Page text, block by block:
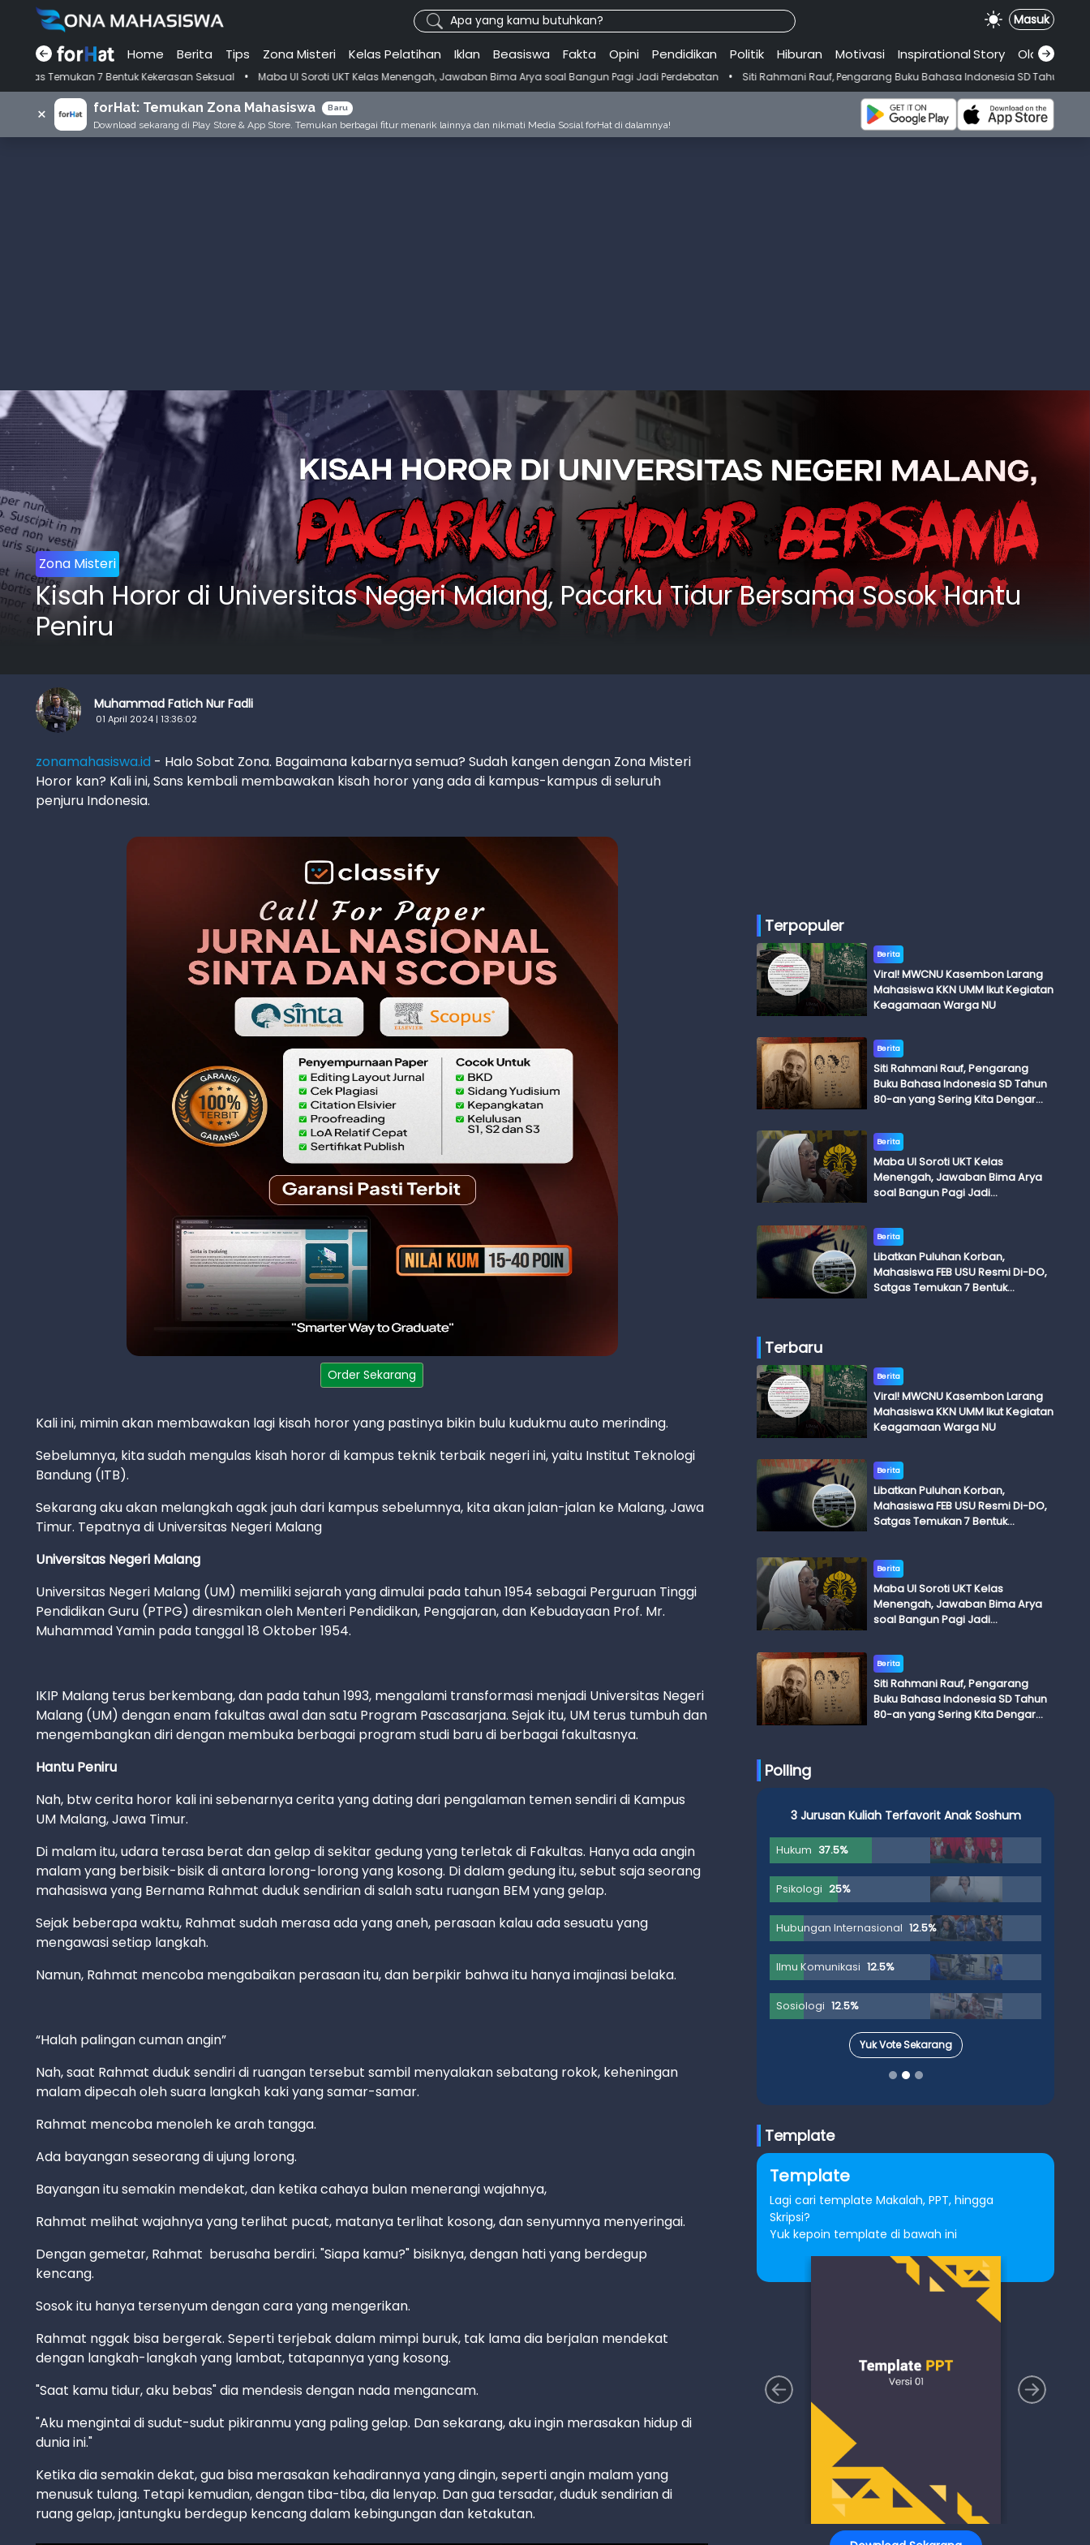
Apa yang kamu butuhkan? Masuk
Home Berita Tips Zona Misteri Kelas Pelatihan Iklan Beasiswa Fakta Opini Pendidikan Politik Hiburan Motivasi Inspirational.Story Olahraga
7 Bentuk Kekerasan Seksual • Maba UI Soroti UKT Kelas Menengah, Jawaban Bima Arya soal Bangun Pagi Jadi Perdebatan • Siti Rahmani Rauf, Pengarang Buku Bahasa Indonesia SD Tahun 80-an yang
× forHat: Temukan Zona Mahasiswa Baru
Download sekarang di Play Store & App Store. Temukan berbagai fitur menarik lainnya dan nikmati Media Sosial forHat di dalamnya!
Zona Misteri
Kisah Horor di Universitas Negeri Malang, Pacarku Tidur Bersama Sosok Hantu
Peniru
Muhammad Fatich Nur Fadli
01 April 2024 | 13:36:02
zonamahasiswa.id - Halo Sobat Zona. Bagaimana kabarnya semua? Sudah kangen dengan Zona Misteri
Horor kan? Kali ini, Sans kembali membawakan kisah horor yang ada di kampus-kampus di seluruh
penjuru Indonesia.
Order Sekarang
Kali ini, mimin akan membawakan lagi kisah horor yang pastinya bikin bulu kudukmu auto merinding.
Sebelumnya, kita sudah mengulas kisah horor di kampus teknik terbaik negeri ini, yaitu Institut Teknologi
Bandung (ITB).
Sekarang aku akan melangkah agak jauh dari kampus sebelumnya, kita akan jalan-jalan ke Malang, Jawa
Timur. Tepatnya di Universitas Negeri Malang
Universitas Negeri Malang
Universitas Negeri Malang (UM) memiliki sejarah yang dimulai pada tahun 1954 sebagai Perguruan Tinggi
Pendidikan Guru (PTPG) diresmikan oleh Menteri Pendidikan, Pengajaran, dan Kebudayaan Prof. Mr.
Muhammad Yamin pada tanggal 18 Oktober 1954.
IKIP Malang terus berkembang, dan pada tahun 1993, mengalami transformasi menjadi Universitas Negeri
Malang (UM) dengan enam fakultas awal dan satu Program Pascasarjana. Sejak itu, UM terus tumbuh dan
mengembangkan diri dengan membuka berbagai program studi baru di berbagai fakultasnya.
Hantu Peniru
Nah, btw cerita horor kali ini sebenarnya cerita yang dating dari pengalaman temen sendiri di Kampus
UM Malang, Jawa Timur.
Di malam itu, udara terasa berat dan gelap di sekitar gedung yang terletak di Fakultas. Hanya ada angin
malam yang berbisik-bisik di antara lorong-lorong yang kosong. Di dalam gedung itu, sebut saja seorang
mahasiswa yang Bernama Rahmat duduk sendirian di salah satu ruangan BEM yang gelap.
Sejak beberapa waktu, Rahmat sudah merasa ada yang aneh, perasaan kalau ada sesuatu yang
mengawasi setiap langkah.
Namun, Rahmat mencoba mengabaikan perasaan itu, dan berpikir bahwa itu hanya imajinasi belaka.
“Halah palingan cuman angin”
Nah, saat Rahmat duduk sendiri di ruangan tersebut sambil menyalakan sebatang rokok, keheningan
malam dipecah oleh suara langkah kaki yang samar-samar.
Rahmat mencoba menoleh ke arah tangga.
Ada bayangan seseorang di ujung lorong.
Bayangan itu semakin mendekat, dan ketika cahaya bulan menerangi wajahnya,
Rahmat melihat wajahnya yang terlihat pucat, matanya terlihat kosong, dan senyumnya menyeringai.
Dengan gemetar, Rahmat berusaha berdiri. "Siapa kamu?" bisiknya, dengan hati yang berdegup
kencang.
Sosok itu hanya tersenyum dengan cara yang mengerikan.
Rahmat nggak bisa bergerak. Seperti terjebak dalam mimpi buruk, tak lama dia berjalan mendekat
dengan langkah-langkah yang lambat, tatapannya yang kosong.
"Saat kamu tidur, aku bebas" dia mendesis dengan nada mengancam.
"Aku mengintai di sudut-sudut pikiranmu yang paling gelap. Dan sekarang, aku ingin merasakan hidup di
dunia ini."
Ketika dia semakin dekat, gua bisa merasakan kehadirannya yang dingin, seperti angin malam yang
menusuk tulang. Tetapi kemudian, dengan tiba-tiba, dia lenyap. Dan gua tersadar, duduk sendirian di
ruang gelap, jantungku berdegup kencang dalam kebingungan dan ketakutan.
Terpopuler
Berita
Viral! MWCNU Kasembon Larang
Mahasiswa KKN UMM Ikut Kegiatan
Keagamaan Warga NU
Berita
Siti Rahmani Rauf, Pengarang
Buku Bahasa Indonesia SD Tahun
80-an yang Sering Kita Dengar
Adik Budi
Berita
Maba UI Soroti UKT Kelas
Menengah, Jawaban Bima Arya
soal Bangun Pagi Jadi
Berita
Libatkan Puluhan Korban,
Mahasiswa FEB USU Resmi Di-DO,
Satgas Temukan 7 Bentuk
Terbaru
Berita
Viral! MWCNU Kasembon Larang
Mahasiswa KKN UMM Ikut Kegiatan
Keagamaan Warga NU
Berita
Libatkan Puluhan Korban,
Mahasiswa FEB USU Resmi Di-DO,
Satgas Temukan 7 Bentuk
Berita
Maba UI Soroti UKT Kelas
Menengah, Jawaban Bima Arya
soal Bangun Pagi Jadi
Berita
Siti Rahmani Rauf, Pengarang
Buku Bahasa Indonesia SD Tahun
80-an yang Sering Kita Dengar
Polling
3 Jurusan Kuliah Terfavorit Anak Soshum
Hukum 37.5%
Psikologi 25%
Hubungan Internasional 12.5%
Ilmu Komunikasi 12.5%
Sosiologi 12.5%
Yuk Vote Sekarang
Template
Template
Lagi cari template Makalah, PPT, hingga
Skripsi?
Yuk kepoin template di bawah ini